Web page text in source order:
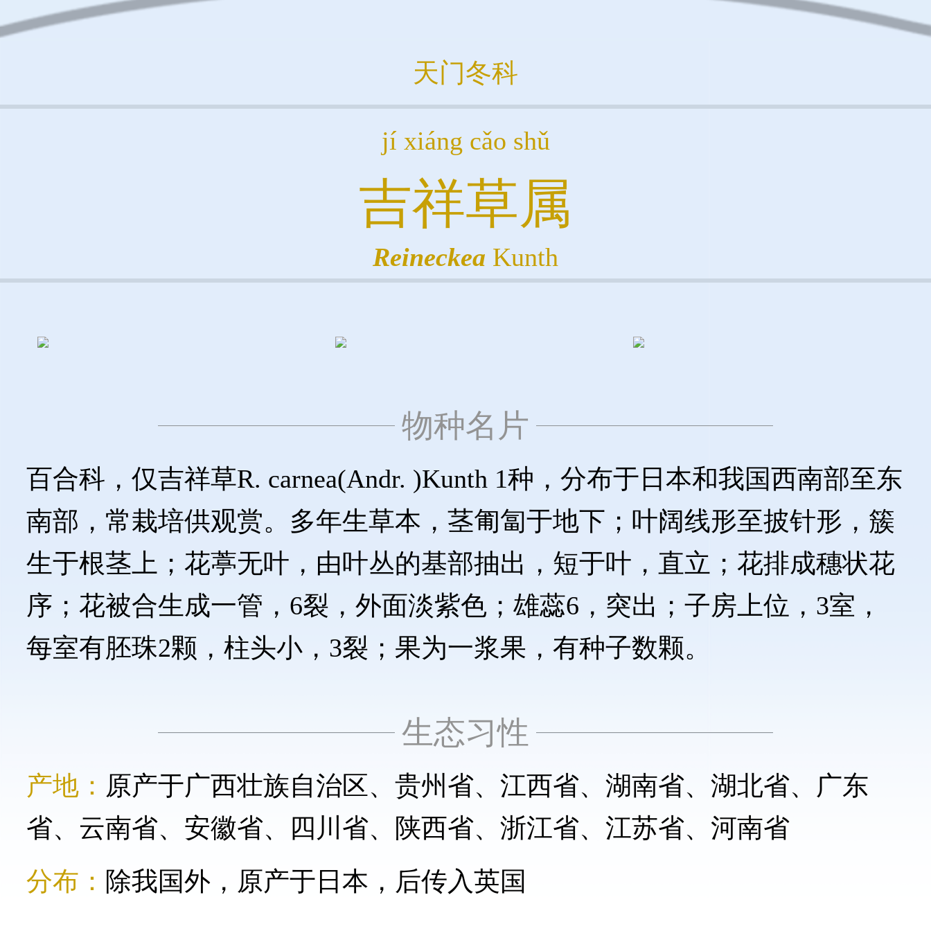
天门冬科
jí xiáng cǎo shǔ
吉祥草属
Reineckea Kunth
物种名片
百合科，仅吉祥草R. carnea(Andr. )Kunth 1种，分布于日本和我国西南部至东
南部，常栽培供观赏。多年生草本，茎匍匐于地下；叶阔线形至披针形，簇
生于根茎上；花葶无叶，由叶丛的基部抽出，短于叶，直立；花排成穗状花
序；花被合生成一管，6裂，外面淡紫色；雄蕊6，突出；子房上位，3室，
每室有胚珠2颗，柱头小，3裂；果为一浆果，有种子数颗。
生态习性
产地： 原产于广西壮族自治区、贵州省、江西省、湖南省、湖北省、广东
省、云南省、安徽省、四川省、陕西省、浙江省、江苏省、河南省
分布： 除我国外，原产于日本，后传入英国